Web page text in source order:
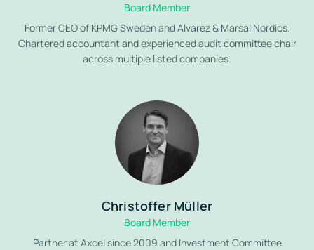
Board Member
Former CEO of KPMG Sweden and Alvarez & Marsal Nordics.
Chartered accountant and experienced audit committee chair
across multiple listed companies.
Christoffer Müller
Board Member
Partner at Axcel since 2009 and Investment Committee